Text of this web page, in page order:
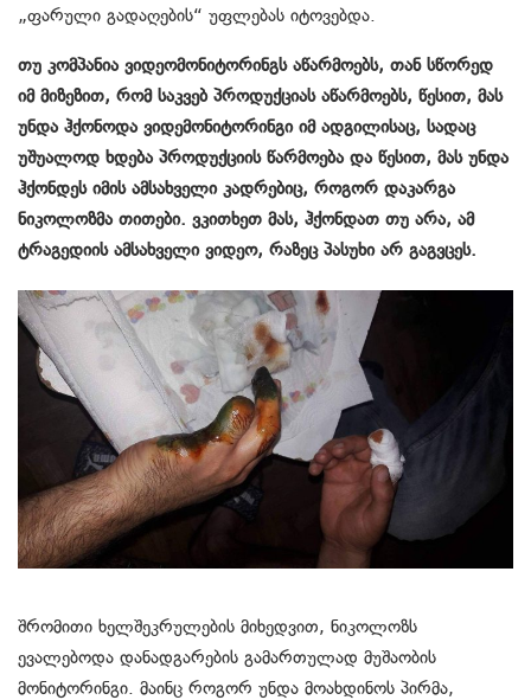
„ფარული გადაღების“ უფლებას იტოვებდა.
თუ კომპანია ვიდეომონიტორინგს აწარმოებს, თან სწორედ
იმ მიზეზით, რომ საკვებ პროდუქციას აწარმოებს, წესით, მას
უნდა ჰქონოდა ვიდემონიტორინგი იმ ადგილისაც, სადაც
უშუალოდ ხდება პროდუქციის წარმოება და წესით, მას უნდა
ჰქონდეს იმის ამსახველი კადრებიც, როგორ დაკარგა
ნიკოლოზმა თითები. ვკითხეთ მას, ჰქონდათ თუ არა, ამ
ტრაგედიის ამსახველი ვიდეო, რაზეც პასუხი არ გაგვცეს.
შრომითი ხელშეკრულების მიხედვით, ნიკოლოზს
ევალებოდა დანადგარების გამართულად მუშაობის
მონიტორინგი. მაინც როგორ უნდა მოახდინოს პირმა,